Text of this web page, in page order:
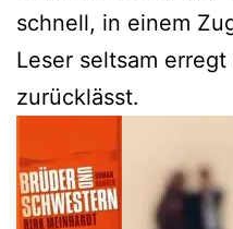
schnell, in einem
Leser seltsam
zurücklässt.